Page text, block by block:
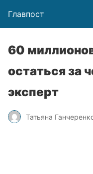
Главпост
60
остаться за
эксперт
Татьяна